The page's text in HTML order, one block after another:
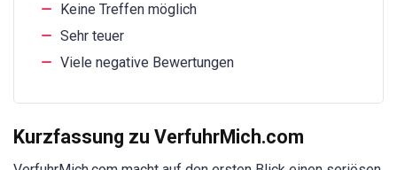
Keine Treffen möglich
Sehr teuer
Viele negative Bewertungen
Kurzfassung zu VerfuhrMich.com